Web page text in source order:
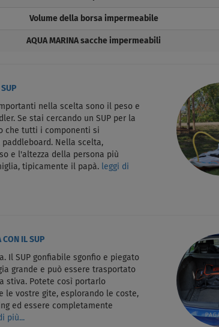
Volume della borsa impermeabile
AQUA MARINA sacche impermeabili
nella scelta sono il peso e
Se stai cercando un SUP per la
che tutti i componenti si
Nella scelta,
e l'altezza della persona più
tipicamente il papà.
leggi di
CON IL SUP
Il SUP gonfiabile sgonfio e piegato
grande e può essere trasportato
stiva. Potete così portarlo
le vostre gite, esplorando le coste,
ed essere completamente
più...